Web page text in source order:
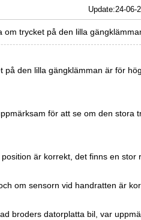
Update:24-06-
trycket på den lilla
den lilla gängklämman är för
för att se om den
är korrekt, det finns en stor
om sensorn vid handratten är
broders datorplatta bil, var